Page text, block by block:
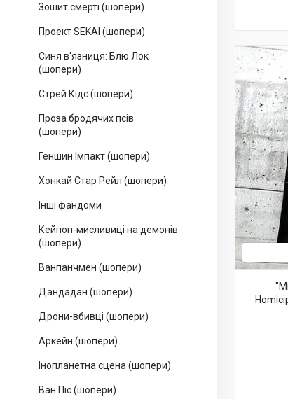
Зошит смерті (шопери)
Проект SEKAI (шопери)
Синя в'язниця: Блю Лок
(шопери)
Стрей Кідс (шопери)
Проза бродячих псів
(шопери)
Геншин Імпакт (шопери)
Хонкай Стар Рейл (шопери)
Інші фандоми
Кейпоп-мисливиці на демонів
(шопери)
Ванпанчмен (шопери)
Дандадан (шопери)
Дрони-вбивці (шопери)
Аркейн (шопери)
Інопланетна сцена (шопери)
Ван Піс (шопери)